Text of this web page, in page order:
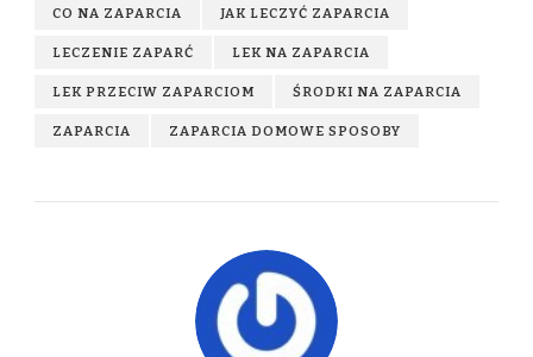
CO NA ZAPARCIA JAK LECZYĆ ZAPARCIA
LECZENIE ZAPARĆ LEK NA ZAPARCIA
LEK PRZECIW ZAPARCIOM ŚRODKI NA ZAPARCIA
ZAPARCIA ZAPARCIA DOMOWE SPOSOBY